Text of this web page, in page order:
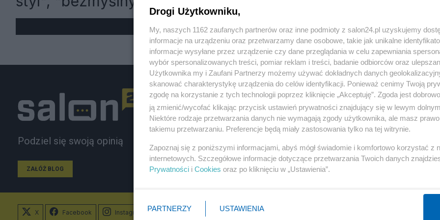
« WRÓĆ DO NOTKI
Podziel się swoją opinią
ZAŁÓŻ BLOG
Polityka
PiS
Rząd
NATO
KO
Gospodarka
Biznes
Pieniądze
Inwestycje
Podatki
X Facebook Instagram
Drogi Użytkowniku,
My, naszych 1162 zaufanych partnerów oraz inne podmioty z salon24.pl uzyskujemy
informacje na urządzeniu oraz przetwarzamy dane osobowe, takie jak unikalne
informacje wysyłane przez urządzenie czy dane przeglądania w celu zapewniania
wybór spersonalizowanych treści, pomiar reklam i treści, badanie odbiorców oraz
Użytkownika my i Zaufani Partnerzy możemy używać dokładnych danych
skanować charakterystykę urządzenia do celów identyfikacji. Ponieważ cenimy Twoją
zgodę na korzystanie z tych technologii poprzez kliknięcie „Akceptuję”. Zgoda jest
ją zmienić/wycofać klikając przycisk ustawień prywatności znajdujący się w lewym
Niektóre rodzaje przetwarzania danych nie wymagają zgody użytkownika, ale masz
takiemu przetwarzaniu. Preferencje będą miały zastosowania tylko na tej witrynie.
Zapoznaj się z poniższymi informacjami, abyś mógł świadomie i komfortowo korzystać z
internetowych. Szczegółowe informacje dotyczące przetwarzania Twoich danych
Prywatności i Cookies oraz po kliknięciu w „Ustawienia”.
PARTNERZY USTAWIENIA